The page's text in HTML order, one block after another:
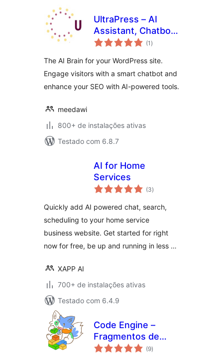
UltraPress – AI
Assistant, Chatbot
& SEO
(1 total
de
)
The AI Brain for your WordPress site.
Engage visitors with a smart chatbot and
enhance your SEO with AI-powered tools.
meedawi
800+ de instalações ativas
Testado com 6.8.7
AI for Home
Services
(3total
de
)
Quickly add AI powered chat, search,
scheduling to your home service
business website. Get started for right
now for free, be up and running in less …
XAPP AI
700+ de instalações ativas
Testado com 6.4.9
Code Engine –
Fragmentos de
código PHP, (9total
de
)